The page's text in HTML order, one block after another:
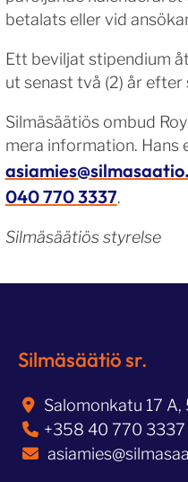
betalats eller vid
Ett beviljat stipendium
ut senast två (2) år
Silmäsäätiös ombud
mera information. Hans
040 770 3337.
Silmäsäätiös styrelse
Silmäsäätiö sr.
Salomonkatu 17 A,
+358 40 770 3337